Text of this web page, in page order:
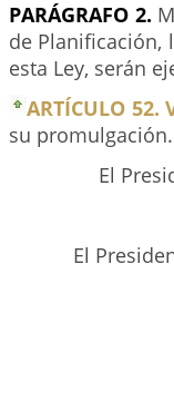
PARÁGRAFO 2.
de Planificación,
esta Ley, serán
ARTÍCULO 52.
su promulgación.
El
El